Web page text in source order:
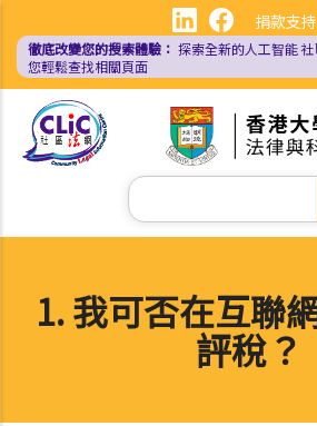
內
捐款支持
徹底改變您的搜索體驗： 探索全新的人工智能
您輕鬆查找相關頁面
Search
1. 我可否在互聯
評稅？